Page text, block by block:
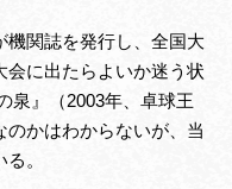
関誌を発行し、全国大
に出たらよいか迷う状
泉』（2003年、卓球王
かはわからないが、当
。